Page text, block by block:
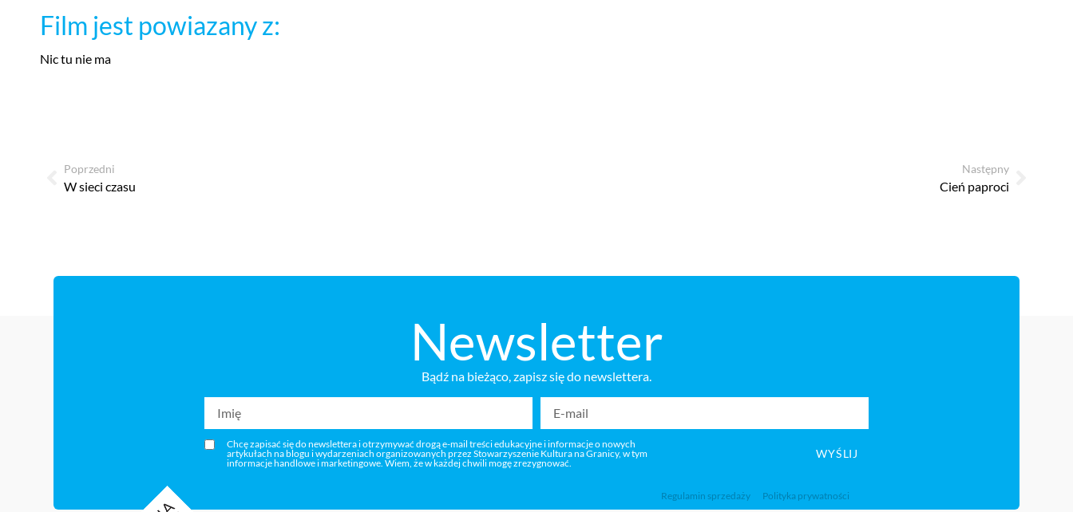
Film jest powiazany z:
Nic tu nie ma
Poprzedni
W sieci czasu
Następny
Cień paproci
Newsletter
Bądź na bieżąco, zapisz się do newslettera.
Chcę zapisać się do newslettera i otrzymywać drogą e-mail treści edukacyjne i informacje o nowych
artykułach na blogu i wydarzeniach organizowanych przez Stowarzyszenie Kultura na Granicy, w tym
informacje handlowe i marketingowe. Wiem, że w każdej chwili mogę zrezygnować.
WYŚLIJ
Regulamin sprzedaży Polityka prywatności